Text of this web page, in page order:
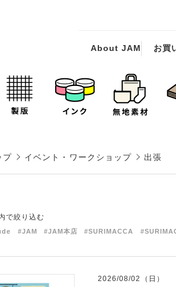
About JAM お買
プ イベント・ワークショップ 出張
で絞り込む
#JAM #JAM本店 #SURIMACCA
2026/08/02（日）